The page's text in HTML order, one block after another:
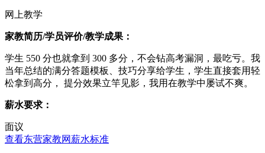
网上教学
家教简历/学员评价/教学成果：
学生 550 分也就拿到 300 多分，不会钻高考漏洞，最吃亏。我
当年总结的满分答题模板、技巧分享给学生，学生直接套用轻
松拿到高分， 提分效果立竿见影，我用在教学中屡试不爽。
薪水要求：
面议
查看东营家教网薪水标准